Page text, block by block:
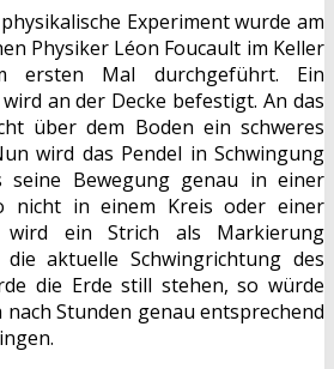
Experiment wurde am
Physiker Léon Foucault im Keller
ersten Mal durchgeführt. Ein
an der Decke befestigt. An das
über dem Boden ein schweres
wird das Pendel in Schwingung
seine Bewegung genau in einer
nicht in einem Kreis oder einer
wird ein Strich als Markierung
aktuelle Schwingrichtung des
die Erde still stehen, so würde
nach Stunden genau entsprechend